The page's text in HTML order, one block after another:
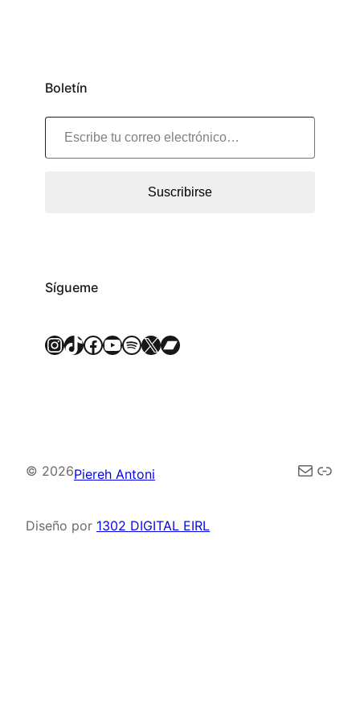
Boletín
Escribe tu correo electrónico…
Suscribirse
Sígueme
InstagramTikTok Facebook YouTube Spotify X Bandcamp
© 2026Piereh Antoni Correo
Diseño por 1302 DIGITAL EIRL